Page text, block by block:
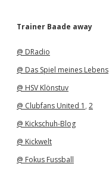
h
Trainer Baade away
@ DRadio
@ Das Spiel meines Lebens
@ HSV Klönstuv
@ Clubfans United 1 , 2
@ Kickschuh-Blog
@ Kickwelt
@ Fokus Fussball